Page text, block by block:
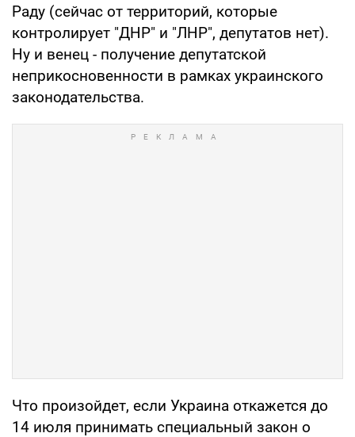
Раду (сейчас от территорий, которые
контролирует "ДНР" и "ЛНР", депутатов нет).
Ну и венец - получение депутатской
неприкосновенности в рамках украинского
законодательства.
Что произойдет, если Украина откажется до
14 июля принимать специальный закон о